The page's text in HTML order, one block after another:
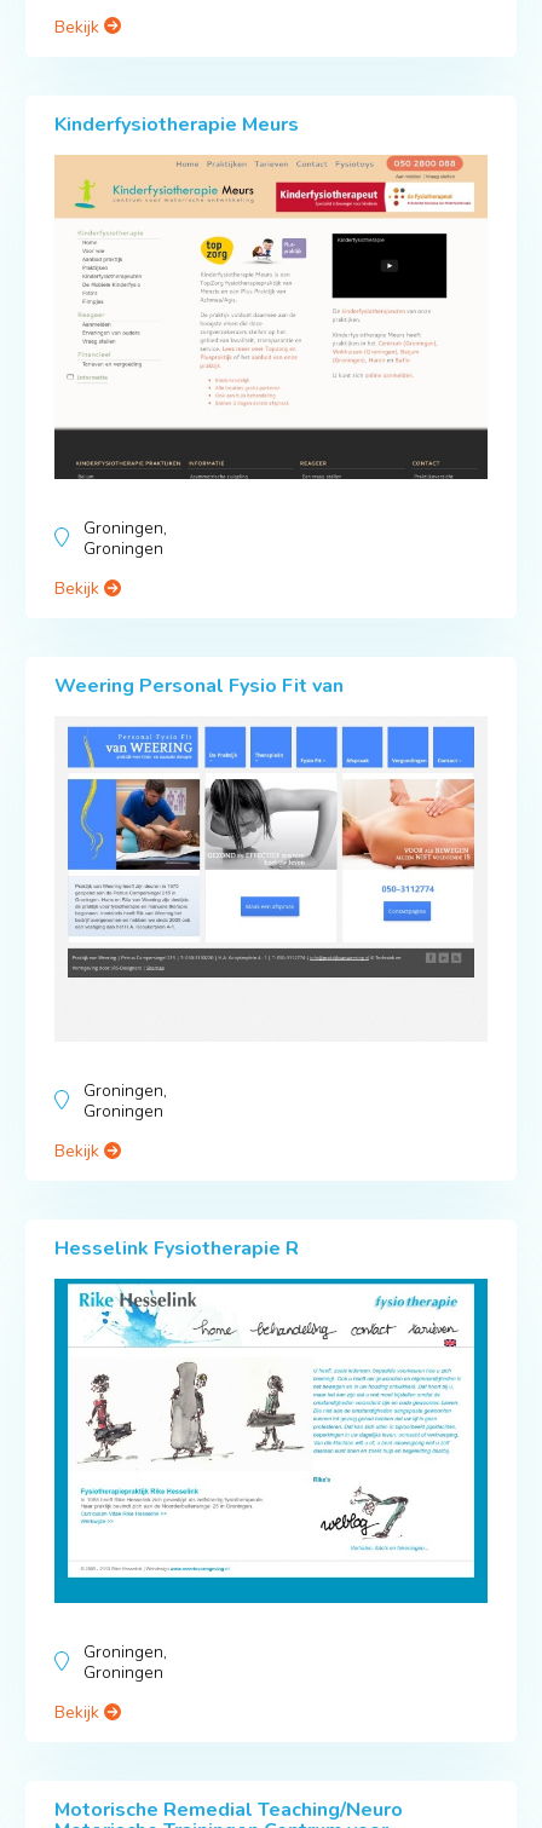
Bekijk
Kinderfysiotherapie Meurs
Groningen,
Groningen
Bekijk
Weering Personal Fysio Fit van
Groningen,
Groningen
Bekijk
Hesselink Fysiotherapie R
Groningen,
Groningen
Bekijk
Motorische Remedial Teaching/Neuro